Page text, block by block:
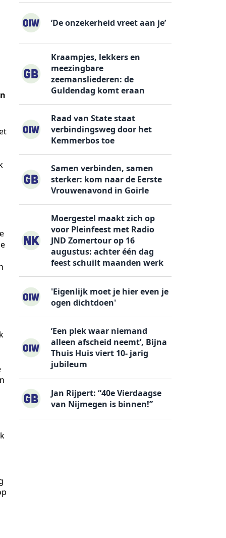
’De onzekerheid vreet aan je’
Kraampjes, lekkers en
meezingbare
zeemansliederen: de
Guldendag komt eraan
Raad van State staat
verbindingsweg door het
Kemmerbos toe
Samen verbinden, samen
sterker: kom naar de Eerste
Vrouwenavond in Goirle
Moergestel maakt zich op
voor Pleinfeest met Radio
JND Zomertour op 16
augustus: achter één dag
feest schuilt maanden werk
'Eigenlijk moet je hier even je
ogen dichtdoen'
’Een plek waar niemand
alleen afscheid neemt’, Bijna
Thuis Huis viert 10- jarig
jubileum
Jan Rijpert: “40e Vierdaagse
van Nijmegen is binnen!”